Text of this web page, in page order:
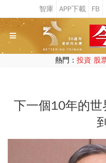
熱門： 投資 股
下一個10年的